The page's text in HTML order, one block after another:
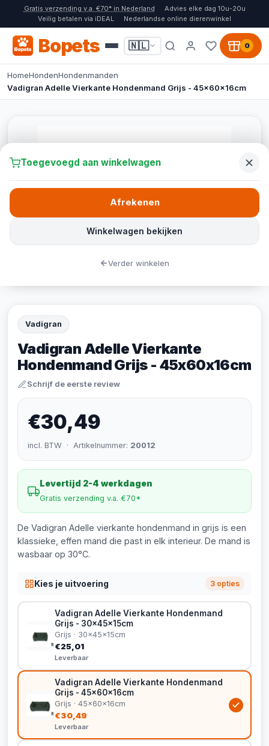
Gratis verzending v.a. €70* in Nederland
Advies elke dag 10u-20u
Veilig betalen via iDEAL
Nederlandse online dierenwinkel
Bopets 🇳🇱 0
HomeHondenHondenmanden
Vadigran Adelle Vierkante Hondenmand Grijs - 45x60x16cm
Vadigran
Vadigran Adelle Vierkante
Hondenmand Grijs - 45x60x16cm
Schrijf de eerste review
€30,49
incl. BTW · Artikelnummer: 20012
Levertijd 2-4 werkdagen
Gratis verzending v.a. €70*
De Vadigran Adelle vierkante hondenmand in grijs is een
klassieke, effen mand die past in elk interieur. De mand is
wasbaar op 30°C.
Kies je uitvoering 3 opties
Vadigran Adelle Vierkante Hondenmand
Grijs - 30x45x15cm
Grijs · 30x45x15cm
€25,01
Leverbaar
Vadigran Adelle Vierkante Hondenmand
Grijs - 45x60x16cm
Grijs · 45x60x16cm
€30,49
Leverbaar
Toegevoegd aan winkelwagen
Winkelwagen bekijken
Afrekenen
Verder winkelen